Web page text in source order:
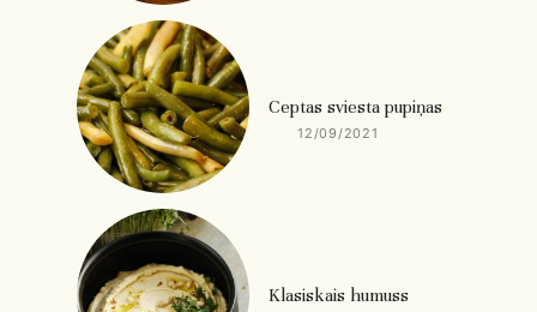
Ceptas sviesta pupiņas
12/09/2021
Klasiskais humuss